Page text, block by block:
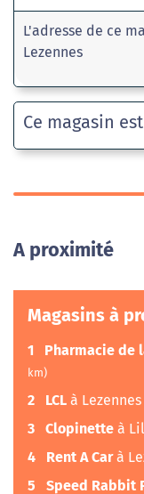
L'adresse de ce
Lezennes
Ce magasin
A proximité
Magasins à
1 Pharmacie de
km)
2 LCL à Lezennes
3 Clopinette à
4 Rent A Carà
5 Speed Rabbit